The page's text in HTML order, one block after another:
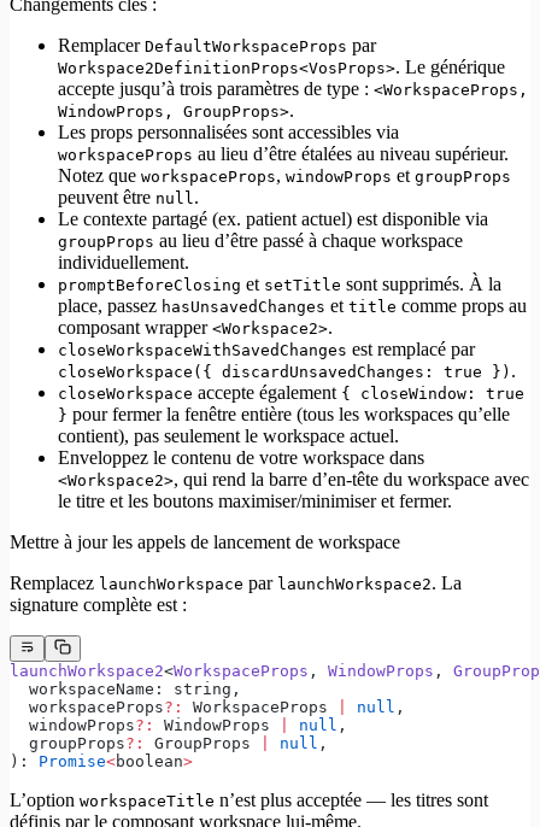
Changements clés :
Remplacer DefaultWorkspaceProps par
Workspace2DefinitionProps<VosProps>. Le générique
accepte jusqu’à trois paramètres de type : <WorkspaceProps,
WindowProps, GroupProps>.
Les props personnalisées sont accessibles via
workspaceProps au lieu d’être étalées au niveau supérieur.
Notez que workspaceProps, windowProps et groupProps
peuvent être null.
Le contexte partagé (ex. patient actuel) est disponible via
groupProps au lieu d’être passé à chaque workspace
individuellement.
promptBeforeClosing et setTitle sont supprimés. À la
place, passez hasUnsavedChanges et title comme props au
composant wrapper <Workspace2>.
closeWorkspaceWithSavedChanges est remplacé par
closeWorkspace({ discardUnsavedChanges: true }) .
closeWorkspace accepte également { closeWindow: true
} pour fermer la fenêtre entière (tous les workspaces qu’elle
contient), pas seulement le workspace actuel.
Enveloppez le contenu de votre workspace dans
<Workspace2>, qui rend la barre d’en-tête du workspace avec
le titre et les boutons maximiser/minimiser et fermer.
Mettre à jour les appels de lancement de workspace
Remplacez launchWorkspace par launchWorkspace2. La
signature complète est :
launchWorkspace2<WorkspaceProps , WindowProps ,
  workspaceName: string,
  workspaceProps
?: WorkspaceProps null ,
  windowProps
?: WindowProps null ,
  groupProps
?: GroupProps null ,
): Promise<boolean>
L’option workspaceTitle n’est plus acceptée — les titres sont
définis par le composant workspace lui-même.